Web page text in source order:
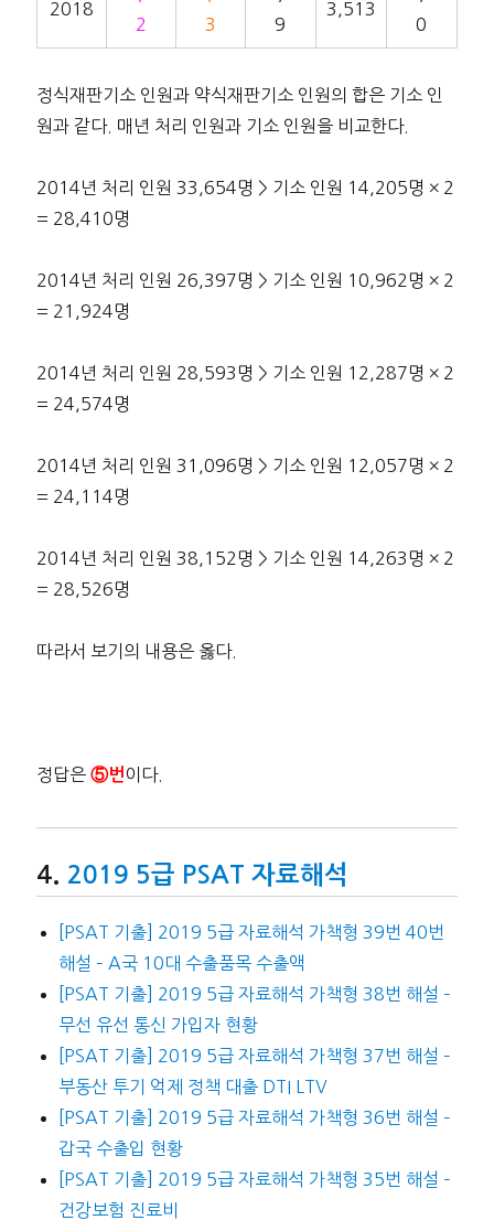
2018
2
3
9
3,513
0
정식재판기소 인원과 약식재판기소 인원의 합은 기소 인
원과 같다. 매년 처리 인원과 기소 인원을 비교한다.
2014년 처리 인원 33,654명 > 기소 인원 14,205명 × 2
= 28,410명
2014년 처리 인원 26,397명 > 기소 인원 10,962명 × 2
= 21,924명
2014년 처리 인원 28,593명 > 기소 인원 12,287명 × 2
= 24,574명
2014년 처리 인원 31,096명 > 기소 인원 12,057명 × 2
= 24,114명
2014년 처리 인원 38,152명 > 기소 인원 14,263명 × 2
= 28,526명
따라서 보기의 내용은 옳다.
정답은⑤번 이다.
2019 5급 PSAT 자료해석
[PSAT 기출] 2019 5급 자료해석 가책형 39번 40번
해설 – A국 10대 수출품목 수출액
[PSAT 기출] 2019 5급 자료해석 가책형 38번 해설 –
무선 유선 통신 가입자 현황
[PSAT 기출] 2019 5급 자료해석 가책형 37번 해설 –
부동산 투기 억제 정책 대출 DTI LTV
[PSAT 기출] 2019 5급 자료해석 가책형 36번 해설 –
갑국 수출입 현황
[PSAT 기출] 2019 5급 자료해석 가책형 35번 해설 –
건강보험 진료비